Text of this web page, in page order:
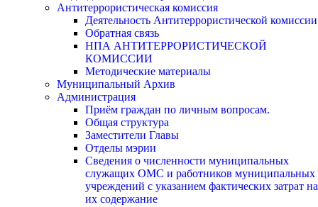
Антитеррористическая комиссия
Деятельность Антитеррористической комиссии
Обратная связь
НПА АНТИТЕРРОРИСТИЧЕСКОЙ
КОМИССИИ
Методические материалы
Муниципальный Архив
Администрация
Приём граждан по личным вопросам.
Общая структура
Заместители Главы
Отделы мэрии
Сведения о численности муниципальных
служащих ОМС и работников муниципальных
учреждений с указанием фактических затрат на
их содержание